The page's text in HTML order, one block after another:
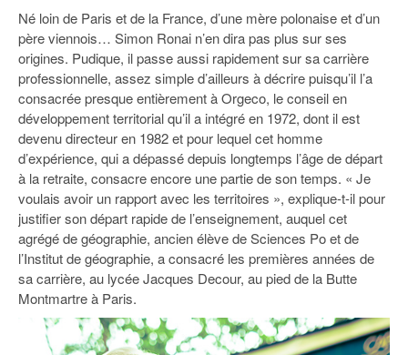
Transport
Marchés publics
91
92
93
94
95
Agenda
Ecouter les épisodes
Lire les résumés
Né loin de Paris et de la France, d’une mère polonaise et d’un
père viennois… Simon Ronai n’en dira pas plus sur ses
origines. Pudique, il passe aussi rapidement sur sa carrière
professionnelle, assez simple d’ailleurs à décrire puisqu’il l’a
consacrée presque entièrement à Orgeco, le conseil en
développement territorial qu’il a intégré en 1972, dont il est
devenu directeur en 1982 et pour lequel cet homme
d’expérience, qui a dépassé depuis longtemps l’âge de départ
à la retraite, consacre encore une partie de son temps. « Je
voulais avoir un rapport avec les territoires », explique-t-il pour
justifier son départ rapide de l’enseignement, auquel cet
agrégé de géographie, ancien élève de Sciences Po et de
l’Institut de géographie, a consacré les premières années de
sa carrière, au lycée Jacques Decour, au pied de la Butte
Montmartre à Paris.